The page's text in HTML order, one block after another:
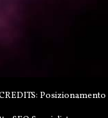
Posizionamento